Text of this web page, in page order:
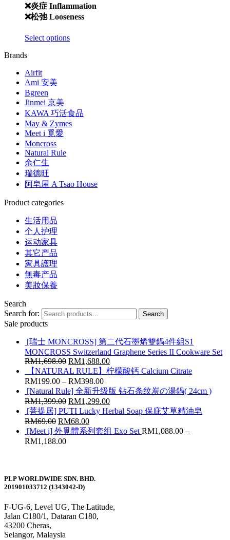
❌炎症 Inflammation
❌松弛 Looseness
Select options
Brands
Airfit
Ami 安美
Bgreen
Jinmei 京美
KAWA 巧活食品
May & Zymes
Meet i 覓愛
Moncross
Natural Rule
余仁生
瑞德旺
阿皂屋 A Tsao House
Product categories
生活用品
个人护理
运动家具
其它产品
家具護理
無毒产品
美妝保養
Search
Search for:
Search
Sale products
[瑞士 MONCROSS] 第二代石墨烯雙鍋4件組S1
MONCROSS Switzerland Graphene Series II Cookware Set
RM1,698.00 RM1,688.00
【NATURAL RULE】柠檬酸钙 Calcium Citrate
RM199.00 – RM398.00
[Natural Rule] 全新升级版 钻石条纹炭の湯鍋( 24cm )
RM1,399.00 RM1,299.00
[菩提居] PUTI Lucky Herbal Soap 保庇艾草精油皂
RM69.00 RM68.00
[Meet i] 外覓體系列套组 Exo Set RM1,088.00 –
RM1,188.00
PLP WORLDWIDE SDN. BHD.
201901033712 (1343042-D)
F-UG-6, Level UG, The Latitude,
Jalan C180/1, Dataran C180,
43200 Cheras,
Selangor, Malaysia